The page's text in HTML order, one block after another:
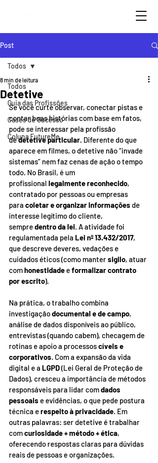
Post
Todos
Guia das Profissões
Cases de Sucesso
Coluna FutureMe
Todos
Detetive
8 min de leitura
Se você curte observar, conectar pistas e
contar boas histórias com base em fatos,
pode se interessar pela profissão
de detetive particular. Diferente do que
aparece em filmes, o detetive não “invade
sistemas” nem faz cenas de ação o tempo
todo. No Brasil, é um
profissional legalmente reconhecido,
contratado por pessoas ou empresas
para coletar e organizar informações de
interesse legítimo do cliente,
sempre dentro da lei. A atividade foi
regulamentada pela Lei nº 13.432/2017,
que descreve deveres, vedações e
cuidados éticos (como manter sigilo, atuar
com honestidade e formalizar contrato
por escrito).
Na prática, o trabalho combina
investigação documental e de campo,
análise de dados disponíveis ao público,
entrevistas (quando cabem), checagem de
rotinas e apoio a processos cíveis e
corporativos. Com a expansão da vida
digital e a LGPD (Lei Geral de Proteção de
Dados), cresceu a importância de métodos
responsáveis para lidar com dados
pessoais e evidências, o que pede postura
técnica e respeito à privacidade. Em
outras palavras: ser detetive é trabalhar
com curiosidade + método + ética,
oferecendo respostas claras para dúvidas
reais de pessoas e organizações.